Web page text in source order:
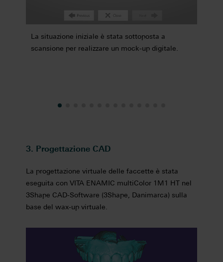
La situazione iniziale è stata sottoposta a
scansione per realizzare un mock-up digitale.
3. Progettazione CAD
La progettazione virtuale delle faccette è stata
eseguita con VITA ENAMIC multiColor 1M1 HT nel
3Shape CAD-Software (3Shape, Danimarca) sulla
base del wax-up virtuale.